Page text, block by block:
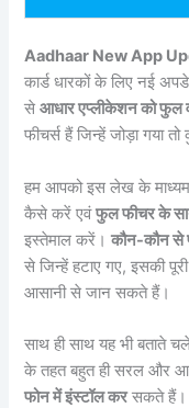
Aadhaar New App
कार्ड धारकों के लिए नई
सेआधार एप्लीकेशन को फुल
फीचर्स हैं जिन्हें जोड़ा गया
हम आपको इस लेख के
कैसे करें एवंफुल फीचर के
इस्तेमाल करें।कौन-कौन से
से जिन्हें हटाए गए, इसकी
आसानी से जान सकते हैं।
साथ ही साथ यह भी बताते
के तहत बहुत ही सरल और
फोन में इंस्टॉल करसकते